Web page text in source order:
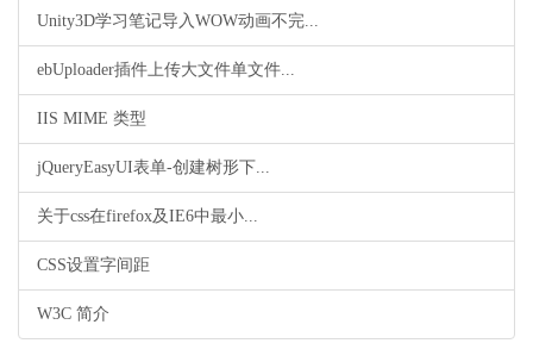
Unity3D学习笔记导入WOW动画不完...
ebUploader插件上传大文件单文件...
IIS MIME 类型
jQueryEasyUI表单-创建树形下...
关于css在firefox及IE6中最小...
CSS设置字间距
W3C 简介